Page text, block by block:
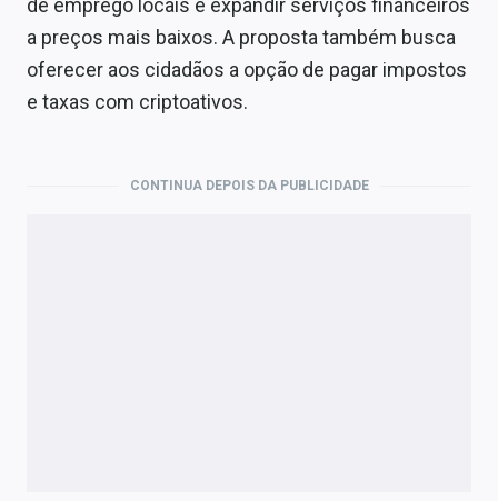
de emprego locais e expandir serviços financeiros
a preços mais baixos. A proposta também busca
oferecer aos cidadãos a opção de pagar impostos
e taxas com criptoativos.
CONTINUA DEPOIS DA PUBLICIDADE